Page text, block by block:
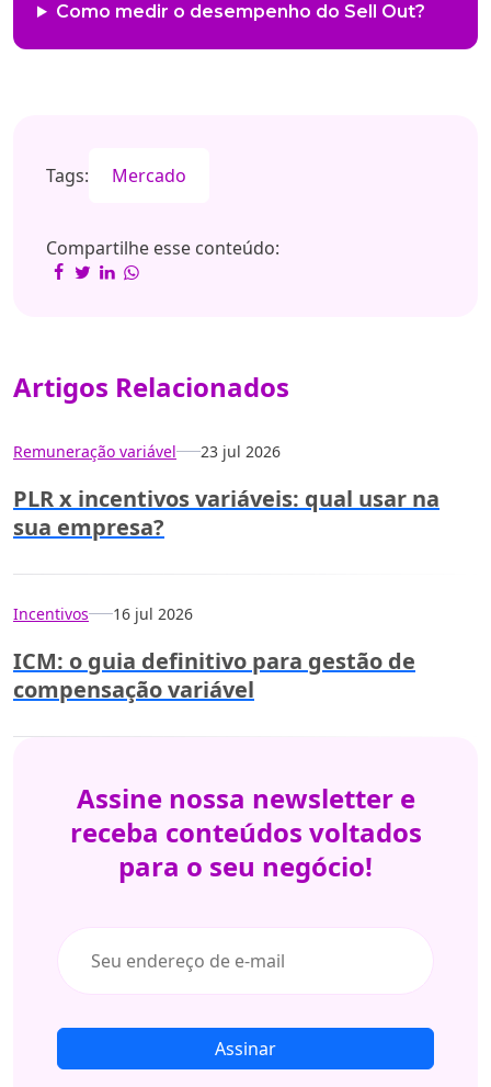
Como medir o desempenho do Sell Out?
Tags: Mercado
Compartilhe esse conteúdo:
Artigos Relacionados
Remuneração variável 23 jul 2026
PLR x incentivos variáveis: qual usar na
sua empresa?
Incentivos 16 jul 2026
ICM: o guia definitivo para gestão de
compensação variável
Assine nossa newsletter e
receba conteúdos voltados
para o seu negócio!
Assinar